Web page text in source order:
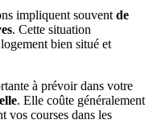
impliquent souvent de
. Cette situation
bien situé et
à prévoir dans votre
. Elle coûte généralement
vos courses dans les